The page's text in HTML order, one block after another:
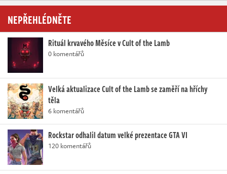
NEPŘEHLÉDNĚTE
Rituál krvavého Měsíce v Cult of the Lamb
0 komentářů
Velká aktualizace Cult of the Lamb se zaměří na hříchy
těla
6 komentářů
Rockstar odhalil datum velké prezentace GTA VI
120 komentářů